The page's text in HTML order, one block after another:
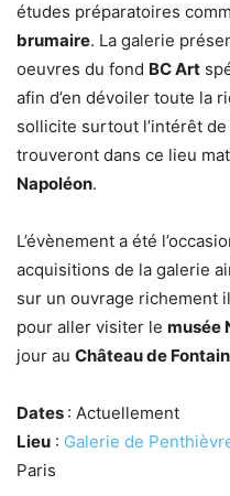
études préparatoires
brumaire. La galerie
oeuvres du fond BC Art
afin d’en dévoiler toute la
sollicite surtout l’intérêt
trouveront dans ce lieu
Napoléon.
L’évènement a été
acquisitions de la galerie
sur un ouvrage richement
pour aller visiter le musée
jour au Château de
Dates : Actuellement
Lieu : Galerie de
Paris